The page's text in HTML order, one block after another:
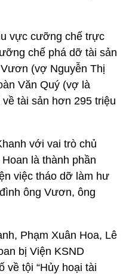
vực cưỡng chế trực
chế phá dỡ tài sản
(vợ Nguyễn Thị
Văn Quý (vợ là
tài sản hơn 295 triệu
với vai trò chủ
là thành phần
việc tháo dỡ làm hư
ông Vươn, ông
Phạm Xuân Hoa, Lê
bị Viện KSND
về tội “Hủy hoại tài